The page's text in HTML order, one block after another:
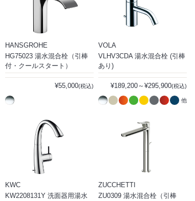
HANSGROHE
HG75023 湯水混合栓（引棒
付・クールスタート）
¥55,000(税込)
VOLA
VLHV3CDA 湯水混合栓 (引棒
あり)
¥189,200～¥295,900(税込)
他
KWC
KW2208131Y 洗面器用湯水
ZUCCHETTI
ZU0309 湯水混合栓（引棒